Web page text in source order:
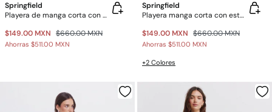
Springfield
Playera de manga corta con estampado
$149.00 MXN $660.00 MXN
Ahorras $511.00 MXN
Springfield
Playera manga corta con estoperoles
$149.00 MXN $660.00 MXN
Ahorras $511.00 MXN
+2 Colores